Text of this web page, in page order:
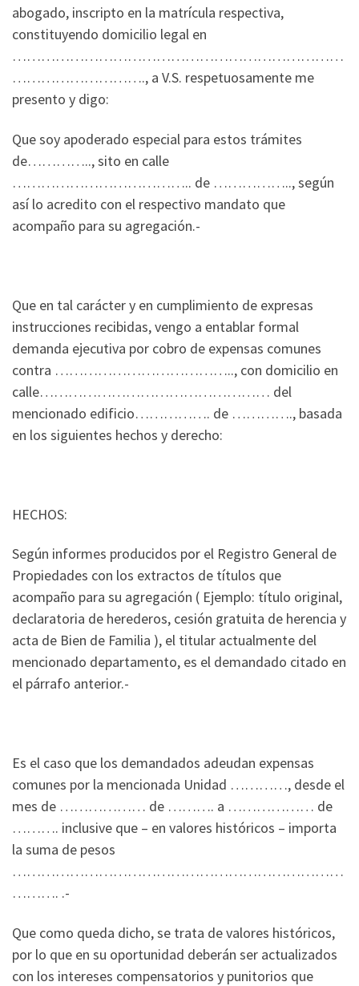
abogado, inscripto en la matrícula respectiva,
constituyendo domicilio legal en
……………………………………………………………
………………………., a V.S. respetuosamente me
presento y digo:
Que soy apoderado especial para estos trámites
de………….., sito en calle
……………………………….. de …………….., según
así lo acredito con el respectivo mandato que
acompaño para su agregación.-
Que en tal carácter y en cumplimiento de expresas
instrucciones recibidas, vengo a entablar formal
demanda ejecutiva por cobro de expensas comunes
contra ……………………………….., con domicilio en
calle………………………………………… del
mencionado edificio……………. de …………., basada
en los siguientes hechos y derecho:
HECHOS:
Según informes producidos por el Registro General de
Propiedades con los extractos de títulos que
acompaño para su agregación ( Ejemplo: título original,
declaratoria de herederos, cesión gratuita de herencia y
acta de Bien de Familia ), el titular actualmente del
mencionado departamento, es el demandado citado en
el párrafo anterior.-
Es el caso que los demandados adeudan expensas
comunes por la mencionada Unidad …………, desde el
mes de ……………… de ………. a ……………… de
………. inclusive que – en valores históricos – importa
la suma de pesos
……………………………………………………………
………. .-
Que como queda dicho, se trata de valores históricos,
por lo que en su oportunidad deberán ser actualizados
con los intereses compensatorios y punitorios que